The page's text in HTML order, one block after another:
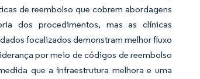
de reembolso que cobrem abordagens
dos procedimentos, mas as clínicas
focalizados demonstram melhor fluxo
por meio de códigos de reembolso
que a infraestrutura melhora e uma